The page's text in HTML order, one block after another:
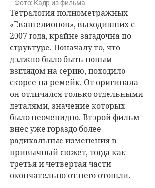
Фото: Кадр из фильма
Тетралогия полнометражных
«Евангелионов», выходивших с
2007 года, крайне загадочна по
структуре. Поначалу то, что
должно было быть новым
взглядом на серию, походило
скорее на ремейк. От оригинала
он отличался только отдельными
деталями, значение которых
было неочевидно. Второй фильм
внес уже гораздо более
радикальные изменения в
привычный сюжет, тогда как
третья и четвертая части
окончательно от него отошли.